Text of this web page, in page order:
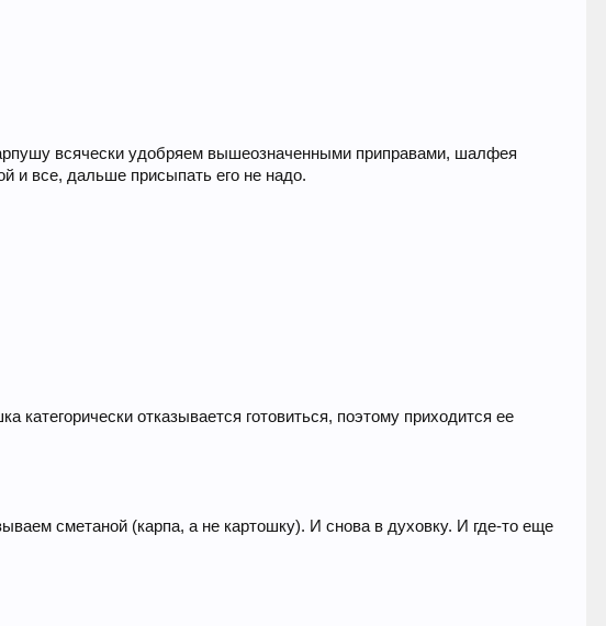
всячески удобряем вышеозначенными приправами, шалфея
и все, дальше присыпать его не надо.
отказывается готовиться, поэтому приходится ее
сметаной (карпа, а не картошку). И снова в духовку. И где-то еще